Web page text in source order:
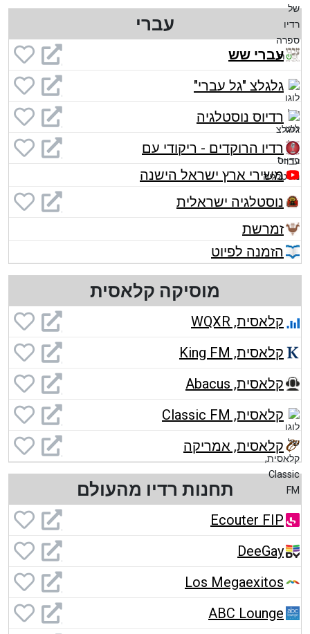
עברי
עברי שש
גלגלצ "גל עברי"
רדיוס נוסטלגיה
רדיו הרוקדים - ריקודי עם
משירי ארץ ישראל הישנה
נוסטלגיה ישראלית
זמרשת
הזמנה לפיוט
מוסיקה קלאסית
קלאסית, WQXR
קלאסית, King FM
קלאסית, Abacus
קלאסית, Classic FM
קלאסית, אמריקה
תחנות רדיו מהעולם
Ecouter FIP
DeeGay
Los Megaexitos
ABC Lounge